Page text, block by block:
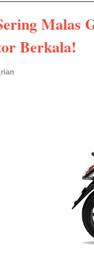
Malas
Berkala!